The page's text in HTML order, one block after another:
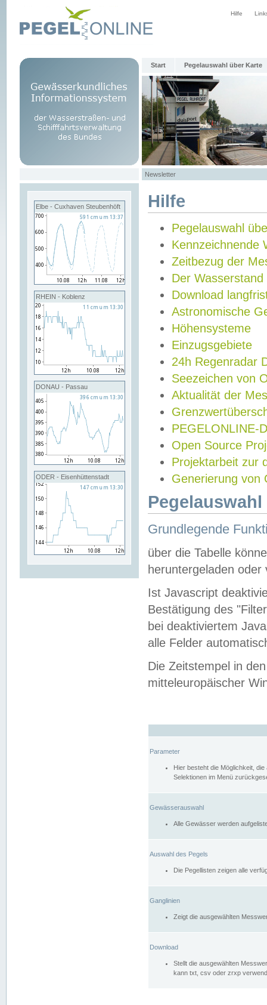
Hilfe
Start Pegelauswahl über Karte
Newsletter
Elbe - Cuxhaven Steubenhöft
RHEIN - Koblenz
DONAU - Passau
ODER - Eisenhüttenstadt
Hilfe
Pegelauswahl
Kennzeichnende
Zeitbezug der
Der Wasserstand
Download
Astronomische
Höhensysteme
Einzugsgebiete
24h Regenradar
Seezeichen von
Aktualität der
PEGELONLINE-
Open Source
Projektarbeit zur
Generierung von
Grundlegende
über die Tabelle
heruntergeladen oder
Ist Javascript
Bestätigung des
bei deaktiviertem
alle Felder
Die Zeitstempel in
mitteleuropäischer
Parameter
Hier besteht die Möglichkeit,
Selektionen im Menü
Gewässerauswahl
Alle Gewässer werden
Auswahl des Pegels
Die Pegellisten zeigen alle
Ganglinien
Zeigt die ausgewählten
Download
Stellt die ausgewählten
kann txt, csv oder zrxp